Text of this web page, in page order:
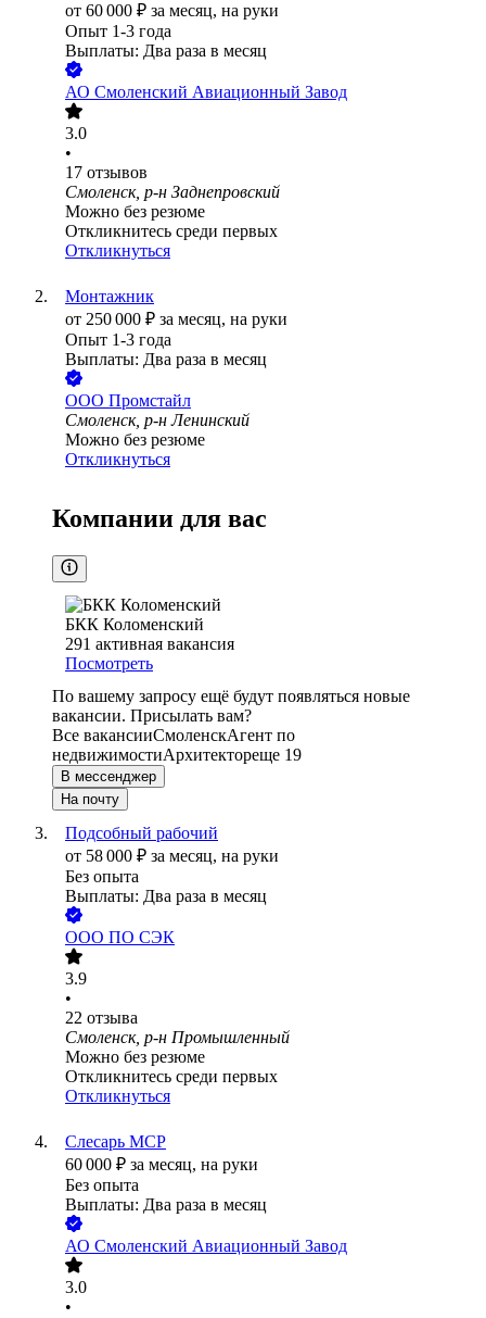
от 60 000 ₽ за месяц, на руки
Опыт 1-3 года
Выплаты: Два раза в месяц
АО Смоленский Авиационный Завод
3.0
•
17 отзывов
Смоленск, р-н Заднепровский
Можно без резюме
Откликнитесь среди первых
Откликнуться
Монтажник
от 250 000 ₽ за месяц, на руки
Опыт 1-3 года
Выплаты: Два раза в месяц
ООО Промстайл
Смоленск, р-н Ленинский
Можно без резюме
Откликнуться
Компании для вас
БКК Коломенский
291 активная вакансия
Посмотреть
По вашему запросу ещё будут появляться новые
вакансии. Присылать вам?
Все вакансииСмоленскАгент по
недвижимостиАрхитектореще 19
В мессенджер
На почту
Подсобный рабочий
от 58 000 ₽ за месяц, на руки
Без опыта
Выплаты: Два раза в месяц
ООО ПО СЭК
3.9
•
22 отзыва
Смоленск, р-н Промышленный
Можно без резюме
Откликнитесь среди первых
Откликнуться
Слесарь МСР
60 000 ₽ за месяц, на руки
Без опыта
Выплаты: Два раза в месяц
АО Смоленский Авиационный Завод
3.0
•